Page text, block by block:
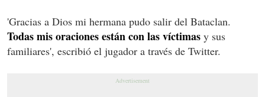
'Gracias a Dios mi hermana pudo salir del Bataclan.
Todas mis oraciones están con las víctimas y sus
familiares', escribió el jugador a través de Twitter.